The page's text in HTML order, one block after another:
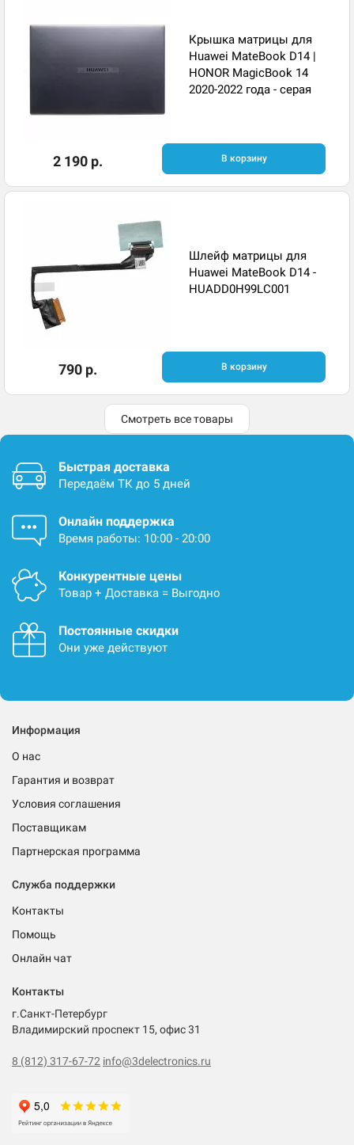
Крышка матрицы для
Huawei MateBook D14 |
HONOR MagicBook 14
2020-2022 года - серая
2 190 р. В корзину
Шлейф матрицы для
Huawei MateBook D14 -
HUADD0H99LC001
790 р. В корзину
Смотреть все товары
Быстрая доставка
Передаём ТК до 5 дней
Онлайн поддержка
Время работы: 10:00 - 20:00
Конкурентные цены
Товар + Доставка = Выгодно
Постоянные скидки
Они уже действуют
Информация
О нас
Гарантия и возврат
Условия соглашения
Поставщикам
Партнерская программа
Служба поддержки
Контакты
Помощь
Онлайн чат
Контакты
г.Санкт-Петербург
Владимирский проспект 15, офис 31
8 (812) 317-67-72 info@3delectronics.ru